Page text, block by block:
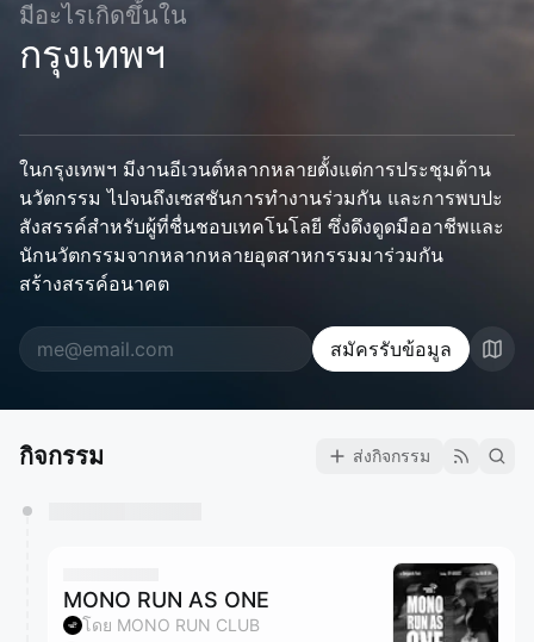
มีอะไรเกิดขึ้นใน
กรุงเทพฯ
ในกรุงเทพฯ มีงานอีเวนต์หลากหลายตั้งแต่การประชุมด้าน
นวัตกรรม ไปจนถึงเซสชันการทำงานร่วมกัน และการพบปะ
สังสรรค์สำหรับผู้ที่ชื่นชอบเทคโนโลยี ซึ่งดึงดูดมืออาชีพและ
นักนวัตกรรมจากหลากหลายอุตสาหกรรมมาร่วมกัน
สร้างสรรค์อนาคต
สมัครรับข้อมูล
กิจกรรม ส่งกิจกรรม
MONO RUN AS ONE
โดย MONO RUN CLUB